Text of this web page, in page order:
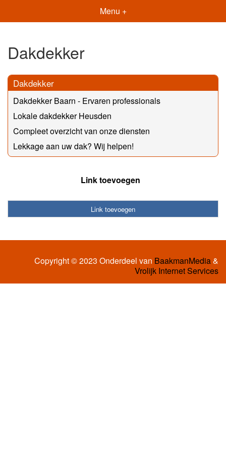
Menu +
Dakdekker
Dakdekker
Dakdekker Baarn - Ervaren professionals
Lokale dakdekker Heusden
Compleet overzicht van onze diensten
Lekkage aan uw dak? Wij helpen!
Link toevoegen
Link toevoegen
Copyright © 2023 Onderdeel van BaakmanMedia&
Vrolijk Internet Services